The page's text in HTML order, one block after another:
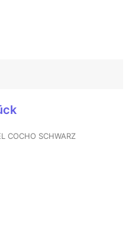
COCHO SCHWARZ